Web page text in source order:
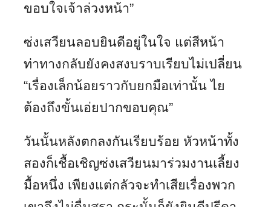
ขอบใจเจ้าล่วงหน้า”
ซ่งเสวียนลอบยินดีอยู่ในใจ แต่สีหน้า
ท่าทางกลับยังคงสงบราบเรียบไม่เปลี่ยน
“เรื่องเล็กน้อยราวกับยกมือเท่านั้น ไย
ต้องถึงขั้นเอ่ยปากขอบคุณ”
วันนั้นหลังตกลงกันเรียบร้อย หัวหน้าทั้ง
สองก็เชื้อเชิญซ่งเสวียนมาร่วมงานเลี้ยง
มื้อหนึ่ง เพียงแต่กลัวจะทำเสียเรื่องพวก